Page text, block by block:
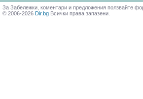
За Забележки, коментари и предложения ползвайте
© 2006-2026 Dir.bg Всички права запазени.